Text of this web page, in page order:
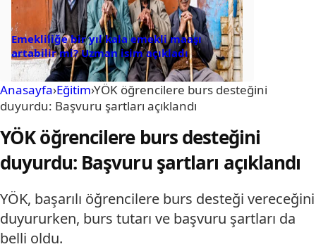
Emekliliğe bir yıl kala emekli maaşı
artabilir mi? Uzman isim açıkladı
Anasayfa›Eğitim›YÖK öğrencilere burs desteğini
duyurdu: Başvuru şartları açıklandı
YÖK öğrencilere burs desteğini
duyurdu: Başvuru şartları açıklandı
YÖK, başarılı öğrencilere burs desteği vereceğini
duyururken, burs tutarı ve başvuru şartları da
belli oldu.